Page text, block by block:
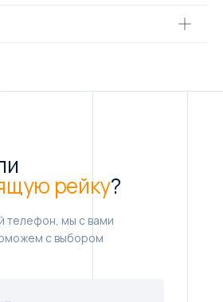
рейку?
телефон, мы с вами
с выбором